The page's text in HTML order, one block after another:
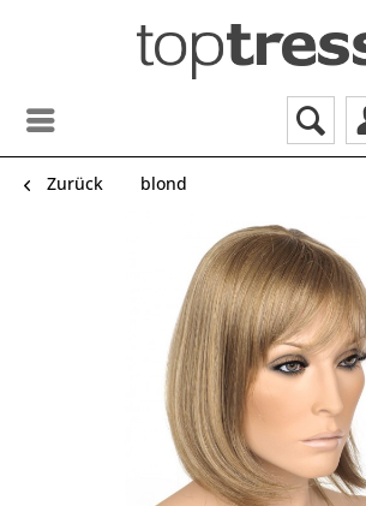
Zurück blond